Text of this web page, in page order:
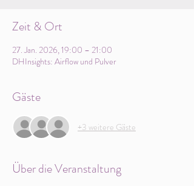
Zeit & Ort
27. Jan. 2026, 19:00 – 21:00
DHInsights: Airflow und Pulver
Gäste
+3 weitere Gäste
Über die Veranstaltung